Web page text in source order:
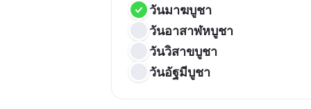
วันมาฆบูชา
วันอาสาฬหบูชา
วันวิสาขบูชา
วันอัฐมีบูชา